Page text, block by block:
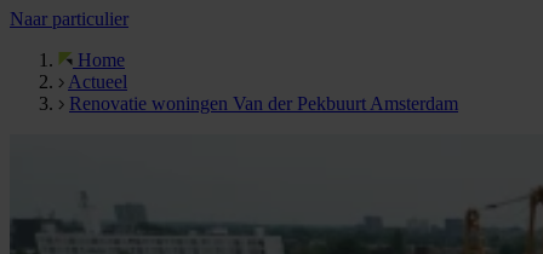
Naar particulier
Home
Actueel
Renovatie woningen Van der Pekbuurt Amsterdam